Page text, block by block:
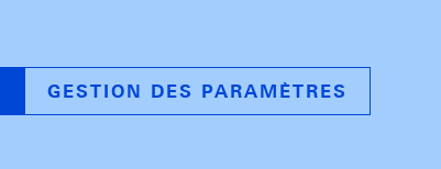
GESTION DES PARAMÈTRES